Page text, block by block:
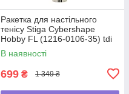
Ракетка для настільного
тенісу Stiga Cybershape
Hobby FL (1216-0106-35) tdi
В наявності
699 ₴ 1 349 ₴